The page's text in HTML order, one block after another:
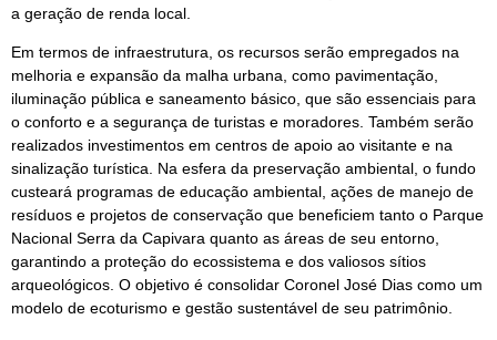
a geração de renda local.
Em termos de infraestrutura, os recursos serão empregados na
melhoria e expansão da malha urbana, como pavimentação,
iluminação pública e saneamento básico, que são essenciais para
o conforto e a segurança de turistas e moradores. Também serão
realizados investimentos em centros de apoio ao visitante e na
sinalização turística. Na esfera da preservação ambiental, o fundo
custeará programas de educação ambiental, ações de manejo de
resíduos e projetos de conservação que beneficiem tanto o Parque
Nacional Serra da Capivara quanto as áreas de seu entorno,
garantindo a proteção do ecossistema e dos valiosos sítios
arqueológicos. O objetivo é consolidar Coronel José Dias como um
modelo de ecoturismo e gestão sustentável de seu patrimônio.